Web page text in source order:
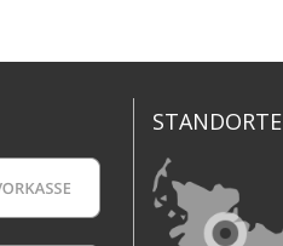
STANDORTE